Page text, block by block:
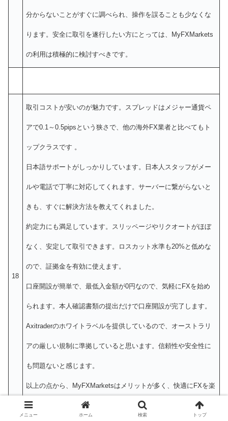
分からないことがすぐに調べられ、操作を誤ることも少なくな
ります。安全に取引を遂行したい方にとっては、MyFXMarkets
の利用は積極的に検討すべきです。
18
取引コストが安いのが魅力です。スプレッドはメジャー通貨ペ
アで0.1～0.5pipsという狭さで、他の海外FX業者と比べてもト
ップクラスです 。
日本語サポートがしっかりしています。日本人スタッフがメー
ルや電話で丁寧に対応してくれます。サーバーに繋がらないと
きも、すぐに解決方法を教えてくれました。
約定力にも満足しています。スリッページやリクオートがほぼ
なく、安定して取引できます。ロスカット水準も20%と低めな
ので、証拠金を有効に使えます。
口座開設が簡単で、最低入金額が0円なので、気軽にFXを始め
られます。本人確認書類の提出だけで口座開設が完了します。
Axitraderのホワイトラベルを提供しているので、オーストラリ
アの厳しい規制に準拠していると思います。信頼性や安全性に
も問題ないと感じます。
以上の点から、MyFXMarketsはメリットが多く、快適にFXを楽
しめる業者だと思います。これからMyFXMarketsでFXを始めよ
メニュー ホーム 検索 トップ